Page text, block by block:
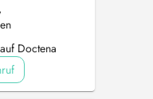
Doctena